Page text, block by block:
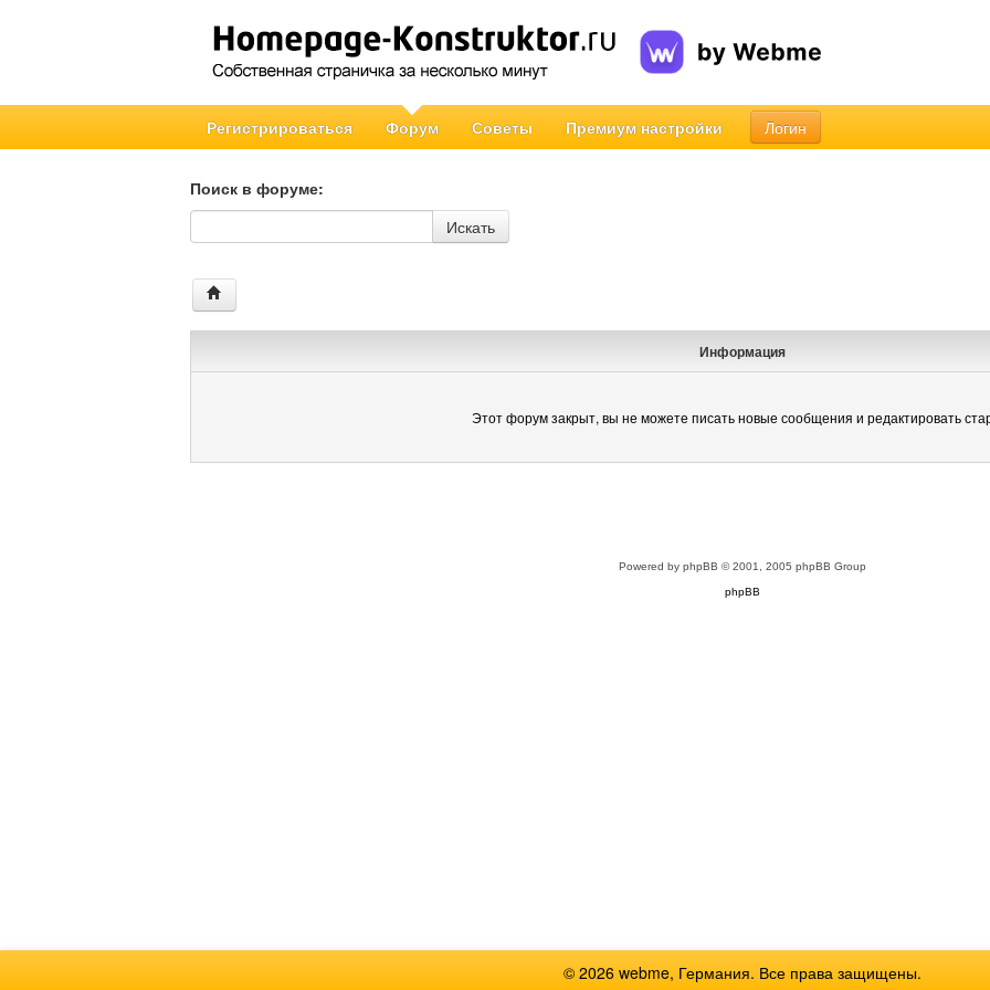
Регистрироваться Форум Советы Премиум настройки Логин
Поиск в форуме:
Поиск в форуме
Искать
Информация
Этот форум закрыт, вы не можете писать новые сообщения и редактировать
Powered by phpBB © 2001, 2005 phpBB Group
phpBB
© 2026 webme, Германия. Все права защищены.